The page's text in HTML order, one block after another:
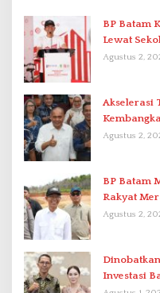
BP Batam
Lewat
Agustus 2,
Akselerasi
Terpadu
Agustus 2,
BP Batam
Rakyat
Agustus 2,
Investasi